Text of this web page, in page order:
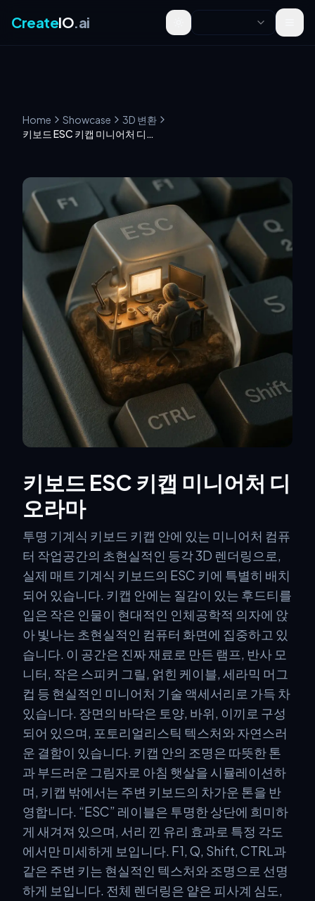
CreateIO.ai Toggle theme
Home Showcase
3D 변환
키보드 ESC 키캡 미니어처 디오라마
키보드 ESC 키캡 미니어처 디
오라마
투명 기계식 키보드 키캡 안에 있는 미니어처 컴퓨
터 작업공간의 초현실적인 등각 3D 렌더링으로,
실제 매트 기계식 키보드의 ESC 키에 특별히 배치
되어 있습니다. 키캡 안에는 질감이 있는 후드티를
입은 작은 인물이 현대적인 인체공학적 의자에 앉
아 빛나는 초현실적인 컴퓨터 화면에 집중하고 있
습니다. 이 공간은 진짜 재료로 만든 램프, 반사 모
니터, 작은 스피커 그릴, 얽힌 케이블, 세라믹 머그
컵 등 현실적인 미니어처 기술 액세서리로 가득 차
있습니다. 장면의 바닥은 토양, 바위, 이끼로 구성
되어 있으며, 포토리얼리스틱 텍스처와 자연스러
운 결함이 있습니다. 키캡 안의 조명은 따뜻한 톤
과 부드러운 그림자로 아침 햇살을 시뮬레이션하
며, 키캡 밖에서는 주변 키보드의 차가운 톤을 반
영합니다. “ESC” 레이블은 투명한 상단에 희미하
게 새겨져 있으며, 서리 낀 유리 효과로 특정 각도
에서만 미세하게 보입니다. F1, Q, Shift, CTRL과
같은 주변 키는 현실적인 텍스처와 조명으로 선명
하게 보입니다. 전체 렌더링은 얕은 피사계 심도,